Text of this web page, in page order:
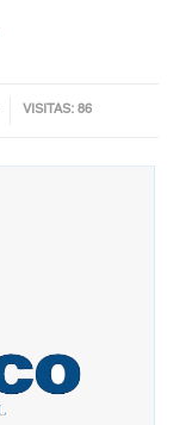
VISITAS: 86